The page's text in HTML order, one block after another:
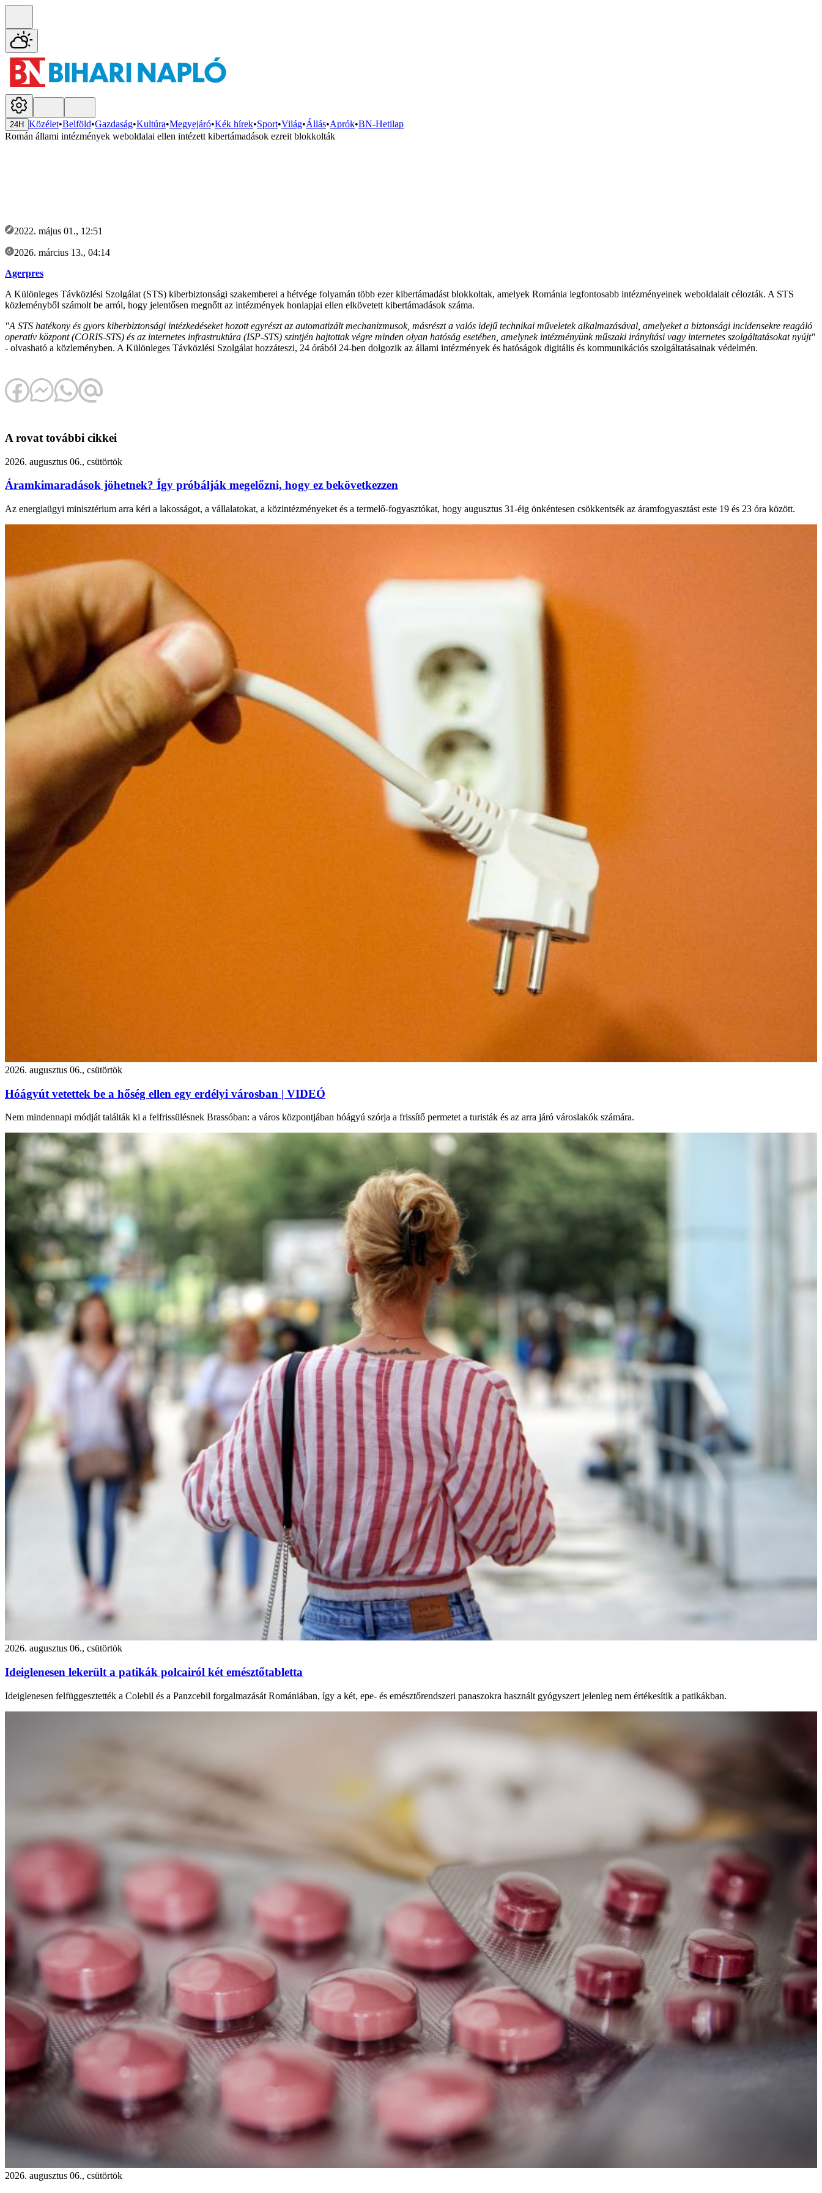
24H Közélet•Belföld•Gazdaság•Kultúra•Megyejáró•Kék hírek•Sport•Világ•Állás•Aprók•BN-Hetilap
Román állami intézmények weboldalai ellen intézett kibertámadások ezreit blokkolták
2022. május 01., 12:51
2026. március 13., 04:14
Agerpres
A Különleges Távközlési Szolgálat (STS) kiberbiztonsági szakemberei a hétvége folyamán több ezer kibertámadást blokkoltak, amelyek Románia legfontosabb intézményeinek weboldalait célozták. A STS
közleményből számolt be arról, hogy jelentősen megnőtt az intézmények honlapjai ellen elkövetett kibertámadások száma.
"A STS hatékony és gyors kiberbiztonsági intézkedéseket hozott egyrészt az automatizált mechanizmusok, másrészt a valós idejű technikai műveletek alkalmazásával, amelyeket a biztonsági incidensekre reagáló
operatív központ (CORIS-STS) és az internetes infrastruktúra (ISP-STS) szintjén hajtottak végre minden olyan hatóság esetében, amelynek intézményünk műszaki irányítási vagy internetes szolgáltatásokat nyújt"
- olvasható a közleményben. A Különleges Távközlési Szolgálat hozzáteszi, 24 órából 24-ben dolgozik az állami intézmények és hatóságok digitális és kommunikációs szolgáltatásainak védelmén.
A rovat további cikkei
2026. augusztus 06., csütörtök
Áramkimaradások jöhetnek? Így próbálják megelőzni, hogy ez bekövetkezzen
Az energiaügyi minisztérium arra kéri a lakosságot, a vállalatokat, a közintézményeket és a termelő-fogyasztókat, hogy augusztus 31-éig önkéntesen csökkentsék az áramfogyasztást este 19 és 23 óra között.
2026. augusztus 06., csütörtök
Hóágyút vetettek be a hőség ellen egy erdélyi városban | VIDEÓ
Nem mindennapi módját találták ki a felfrissülésnek Brassóban: a város központjában hóágyú szórja a frissítő permetet a turisták és az arra járó városlakók számára.
2026. augusztus 06., csütörtök
Ideiglenesen lekerült a patikák polcairól két emésztőtabletta
Ideiglenesen felfüggesztették a Colebil és a Panzcebil forgalmazását Romániában, így a két, epe- és emésztőrendszeri panaszokra használt gyógyszert jelenleg nem értékesítik a patikákban.
2026. augusztus 06., csütörtök